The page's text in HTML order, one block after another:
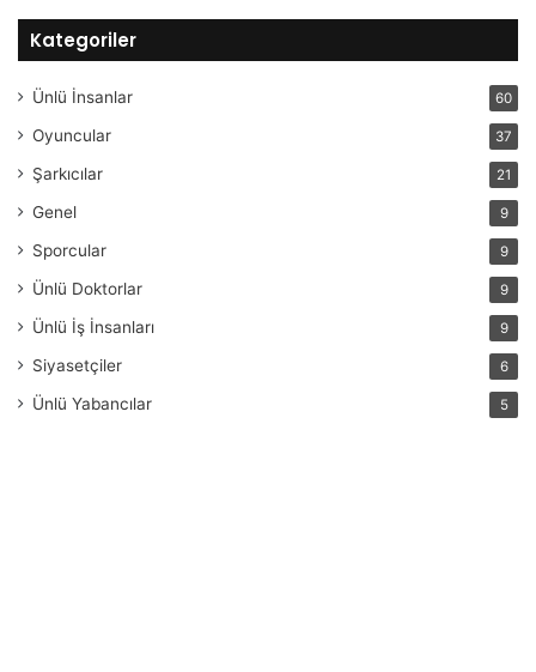
Kategoriler
Ünlü İnsanlar 60
Oyuncular 37
Şarkıcılar 21
Genel 9
Sporcular 9
Ünlü Doktorlar 9
Ünlü İş İnsanları 9
Siyasetçiler 6
Ünlü Yabancılar 5